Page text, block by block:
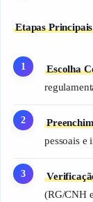
Etapas
Escolha
pessoais e
(RG/CNH